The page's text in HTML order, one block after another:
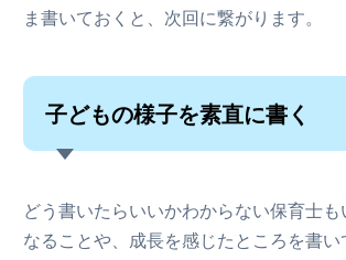
ま書いておくと、次回に繋がります。
子どもの様子を素直に書く
どう書いたらいいかわからない保育士
なることや、成長を感じたところを書い